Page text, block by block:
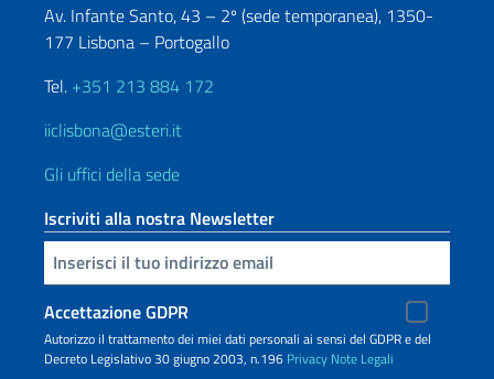
Av. Infante Santo, 43 – 2º (sede temporanea), 1350-
177 Lisbona – Portogallo
Tel. +351 213 884 172
iiclisbona@esteri.it
Gli uffici della sede
Iscriviti alla nostra Newsletter
Inserisci la tua email
Accettazione GDPR
Autorizzo il trattamento dei miei dati personali ai sensi del GDPR e del
Decreto Legislativo 30 giugno 2003, n.196 Privacy Note Legali